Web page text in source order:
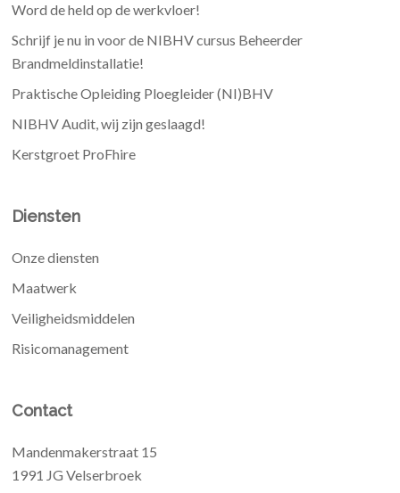
Word de held op de werkvloer!
Schrijf je nu in voor de NIBHV cursus Beheerder
Brandmeldinstallatie!
Praktische Opleiding Ploegleider (NI)BHV
NIBHV Audit, wij zijn geslaagd!
Kerstgroet ProFhire
Diensten
Onze diensten
Maatwerk
Veiligheidsmiddelen
Risicomanagement
Contact
Mandenmakerstraat 15
1991 JG Velserbroek